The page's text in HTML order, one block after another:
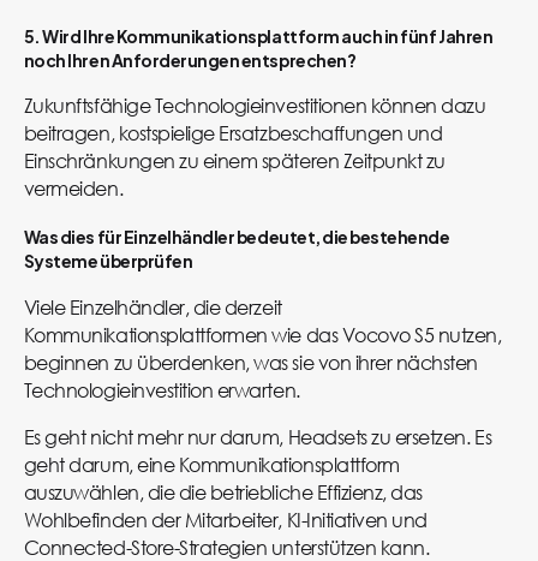
5. Wird Ihre Kommunikationsplattform auch in fünf Jahren
noch Ihren Anforderungen entsprechen?
Zukunftsfähige Technologieinvestitionen können dazu
beitragen, kostspielige Ersatzbeschaffungen und
Einschränkungen zu einem späteren Zeitpunkt zu
vermeiden.
Was dies für Einzelhändler bedeutet, die bestehende
Systeme überprüfen
Viele Einzelhändler, die derzeit
Kommunikationsplattformen wie das Vocovo S5 nutzen,
beginnen zu überdenken, was sie von ihrer nächsten
Technologieinvestition erwarten.
Es geht nicht mehr nur darum, Headsets zu ersetzen. Es
geht darum, eine Kommunikationsplattform
auszuwählen, die die betriebliche Effizienz, das
Wohlbefinden der Mitarbeiter, KI-Initiativen und
Connected-Store-Strategien unterstützen kann.